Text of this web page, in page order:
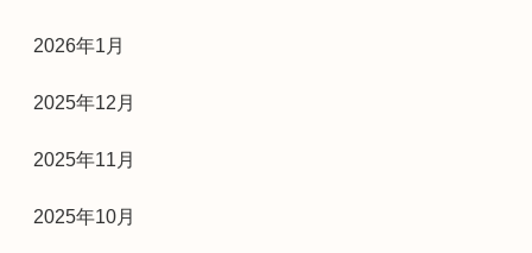
2026年1月
2025年12月
2025年11月
2025年10月